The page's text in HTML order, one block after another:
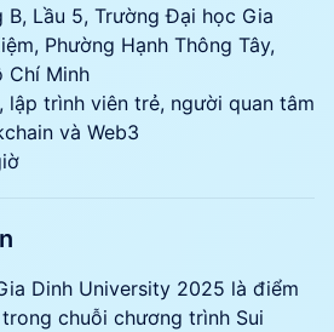
B, Lầu 5, Trường Đại học Gia
Phường Hạnh Thông Tây,
Chí Minh
lập trình viên trẻ, người quan tâm
và Web3
Dinh University 2025 là điểm
chuỗi chương trình Sui